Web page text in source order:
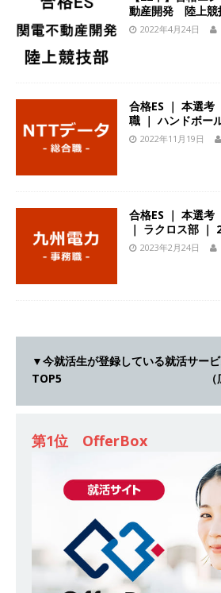
[ 2026年5月14日 ]
の半導体技術を持つ
用企業
[ 2026年5月14日 ]
データ分析のエキス
課題を解決 ｜ 土日祝
し 】 食品・生鮮業
スを提供するベンチ
字経営。売上は常に
イシル
[ 2026年5月13日 ]
登竜門!! 満足度98％
転勤なし ｜ 文系IT未
内昇進率91％ ｜ IT
るベンチャー企業 ｜
動産開発 陸上競
2022年4月24日
合格ES ｜ 本選
職 ｜ ハンドボー
2022年11月19日
合格ES ｜ 本選考
｜ ラクロス部 ｜
2023年2月24日
▼今就活生が登録している就活サー
TOP5 （広告
第1位 OfferBox